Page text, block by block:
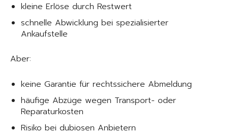
kleine Erlöse durch Restwert
schnelle Abwicklung bei spezialisierter
Ankaufstelle
Aber:
keine Garantie für rechtssichere Abmeldung
häufige Abzüge wegen Transport- oder
Reparaturkosten
Risiko bei dubiosen Anbietern